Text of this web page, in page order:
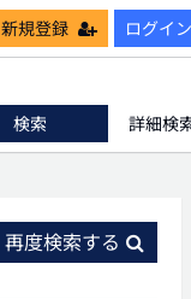
新規登録 ログイン
検索
詳細検
再度検索する